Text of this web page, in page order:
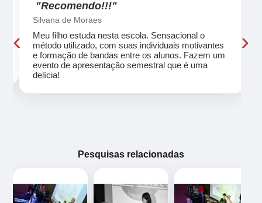
"Recomendo!!!"
Silvana de Moraes
Meu filho estuda nesta escola. Sensacional o
método utilizado, com suas individuais motivantes
e formação de bandas entre os alunos. Fazem um
evento de apresentação semestral que é uma
delícia!
‹ ›
Pesquisas relacionadas